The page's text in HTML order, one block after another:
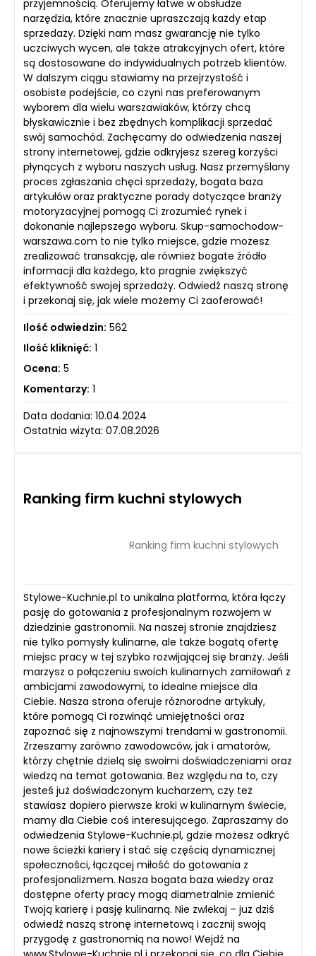
przyjemnością. Oferujemy łatwe w obsłudze
narzędzia, które znacznie upraszczają każdy etap
sprzedaży. Dzięki nam masz gwarancję nie tylko
uczciwych wycen, ale także atrakcyjnych ofert, które
są dostosowane do indywidualnych potrzeb klientów.
W dalszym ciągu stawiamy na przejrzystość i
osobiste podejście, co czyni nas preferowanym
wyborem dla wielu warszawiaków, którzy chcą
błyskawicznie i bez zbędnych komplikacji sprzedać
swój samochód. Zachęcamy do odwiedzenia naszej
strony internetowej, gdzie odkryjesz szereg korzyści
płynących z wyboru naszych usług. Nasz przemyślany
proces zgłaszania chęci sprzedaży, bogata baza
artykułów oraz praktyczne porady dotyczące branży
motoryzacyjnej pomogą Ci zrozumieć rynek i
dokonanie najlepszego wyboru. Skup-samochodow-
warszawa.com to nie tylko miejsce, gdzie możesz
zrealizować transakcję, ale również bogate źródło
informacji dla każdego, kto pragnie zwiększyć
efektywność swojej sprzedaży. Odwiedź naszą stronę
i przekonaj się, jak wiele możemy Ci zaoferować!
Ilość odwiedzin: 562
Ilość kliknięć: 1
Ocena: 5
Komentarzy: 1
Data dodania: 10.04.2024
Ostatnia wizyta: 07.08.2026
Ranking firm kuchni stylowych
Ranking firm kuchni stylowych
Stylowe-Kuchnie.pl to unikalna platforma, która łączy
pasję do gotowania z profesjonalnym rozwojem w
dziedzinie gastronomii. Na naszej stronie znajdziesz
nie tylko pomysły kulinarne, ale także bogatą ofertę
miejsc pracy w tej szybko rozwijającej się branży. Jeśli
marzysz o połączeniu swoich kulinarnych zamiłowań z
ambicjami zawodowymi, to idealne miejsce dla
Ciebie. Nasza strona oferuje różnorodne artykuły,
które pomogą Ci rozwinąć umiejętności oraz
zapoznać się z najnowszymi trendami w gastronomii.
Zrzeszamy zarówno zawodowców, jak i amatorów,
którzy chętnie dzielą się swoimi doświadczeniami oraz
wiedzą na temat gotowania. Bez względu na to, czy
jesteś już doświadczonym kucharzem, czy też
stawiasz dopiero pierwsze kroki w kulinarnym świecie,
mamy dla Ciebie coś interesującego. Zapraszamy do
odwiedzenia Stylowe-Kuchnie.pl, gdzie możesz odkryć
nowe ścieżki kariery i stać się częścią dynamicznej
społeczności, łączącej miłość do gotowania z
profesjonalizmem. Nasza bogata baza wiedzy oraz
dostępne oferty pracy mogą diametralnie zmienić
Twoją karierę i pasję kulinarną. Nie zwlekaj – już dziś
odwiedź naszą stronę internetową i zacznij swoją
przygodę z gastronomią na nowo! Wejdź na